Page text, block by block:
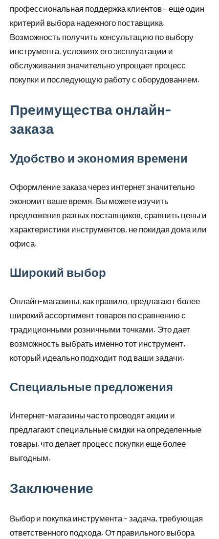
профессиональная поддержка клиентов – еще один
критерий выбора надежного поставщика.
Возможность получить консультацию по выбору
инструмента, условиях его эксплуатации и
обслуживания значительно упрощает процесс
покупки и последующую работу с оборудованием.
Преимущества онлайн-
заказа
Удобство и экономия времени
Оформление заказа через интернет значительно
экономит ваше время. Вы можете изучить
предложения разных поставщиков, сравнить цены и
характеристики инструментов, не покидая дома или
офиса.
Широкий выбор
Онлайн-магазины, как правило, предлагают более
широкий ассортимент товаров по сравнению с
традиционными розничными точками. Это дает
возможность выбрать именно тот инструмент,
который идеально подходит под ваши задачи.
Специальные предложения
Интернет-магазины часто проводят акции и
предлагают специальные скидки на определенные
товары, что делает процесс покупки еще более
выгодным.
Заключение
Выбор и покупка инструмента – задача, требующая
ответственного подхода. От правильного выбора